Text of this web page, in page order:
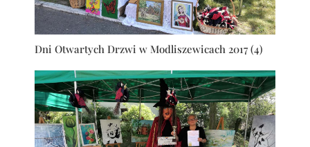
Dni Otwartych Drzwi w Modliszewicach 2017 (4)